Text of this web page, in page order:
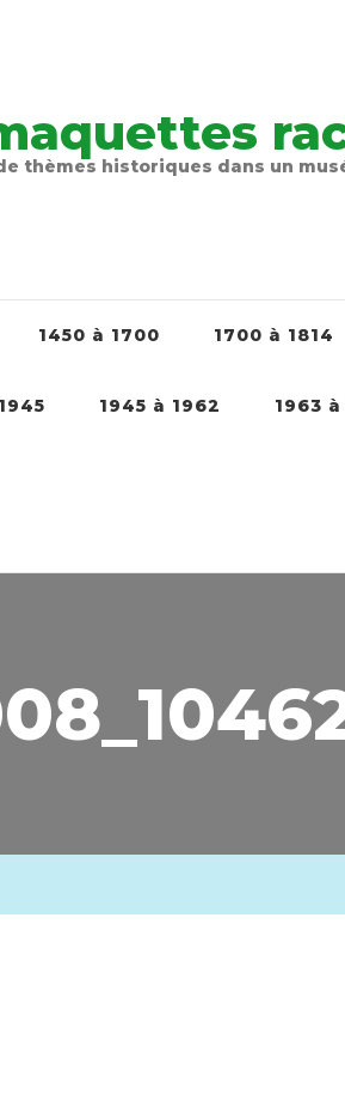
thèmes historiques dans un
1450 à 1700 1700 à 1814
1945 à 1962 1963